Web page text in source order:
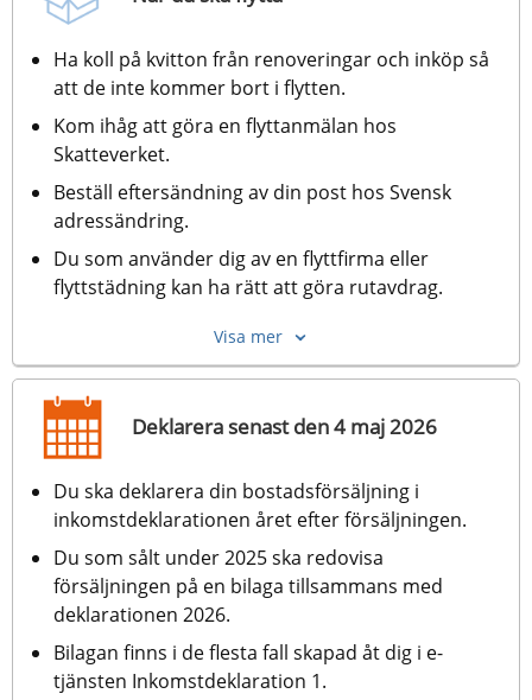
Ha koll på kvitton från renoveringar och inköp så
att de inte kommer bort i flytten.
Kom ihåg att göra en flyttanmälan hos
Skatteverket.
Beställ eftersändning av din post hos Svensk
adressändring.
Du som använder dig av en flyttfirma eller
flyttstädning kan ha rätt att göra rutavdrag.
Visa mer
Deklarera senast den 4 maj 2026
Du ska deklarera din bostadsförsäljning i
inkomstdeklarationen året efter försäljningen.
Du som sålt under 2025 ska redovisa
försäljningen på en bilaga tillsammans med
deklarationen 2026.
Bilagan finns i de flesta fall skapad åt dig i e-
tjänsten Inkomstdeklaration 1.